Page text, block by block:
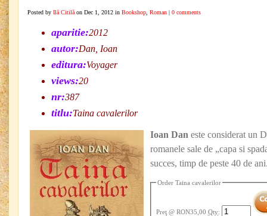
Posted by Ilă Citilă on Dec 1, 2012 in Bookshop Roman | 0 comments
aparitie:2012
autor:Dan, Ioan
editura:Voyager
views:20
nr:387
titlu:Taina cavalerilor
Ioan Dan este considerat un
romanele sale de „capa si
succes, timp de peste 40 de
Order Taina cavalerilor
Preţ @ RON35,00 Qty: